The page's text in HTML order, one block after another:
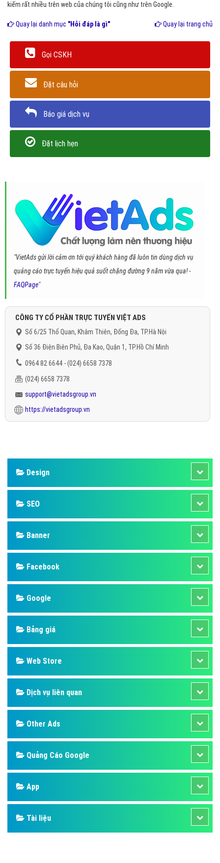
kiếm rất nhiều trên web của chúng tôi cũng như trên Google.
Quay lại danh mục "Hỏi đáp là gì" Quay lại trang chủ
Gọi CSKH
Đặt câu hỏi
Báo giá dịch vụ
Đặt lịch hẹn
"VietAds gửi lời cảm ơn tới quý khách hàng đã luôn tin dùng dịch vụ
quảng cáo trực tuyến hiệu quả suốt chặng đường 9 năm vừa qua! -
FAQPage"
CÔNG TY CỔ PHẦN TRỰC TUYẾN VIỆT ADS
Số 6/25 Thổ Quan, Khâm Thiên, Đống Đa, TP.Hà Nội
Số 36 Điện Biên Phủ, Đa Kao, Quận 1, TP.Hồ Chí Minh
0964 82 6644 - (024) 6658 7378
(024) 6658 7378
support@vietadsgroup.vn
https://vietadsgroup.vn
Design
SEO
Banner
Facebook
Google